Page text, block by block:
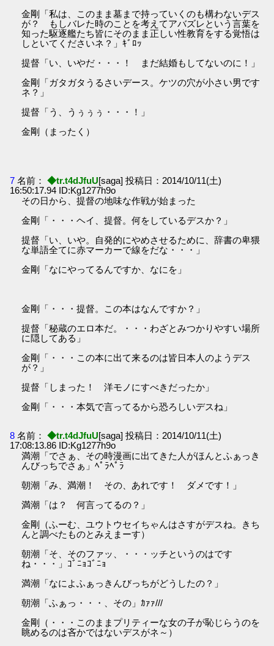
金剛「私は、このまま墓まで持っていくのも構わないデス
が？ もしバレた時のことを考えてアバズレという言葉を
知った駆逐艦たち皆にそのまま正しい性教育をする覚悟は
しといてくださいネ？」ｷﾞﾛｯ
提督「い、いやだ・・・！ まだ結婚もしてないのに！」
金剛「ガタガタうるさいデース。ケツの穴が小さい男です
ネ？」
提督「う、うぅぅぅ・・・！」
金剛（まったく）
7 名前： ◆tr.t4dJfuU[saga] 投稿日：2014/10/11(土)
16:50:17.94 ID:Kg1277h9o
その日から、提督の地味な作戦が始まった
金剛「・・・ヘイ、提督。何をしているデスか？」
提督「い、いや。自発的にやめさせるために、辞書の卑猥
な単語全てに赤マーカーで線をだな・・・」
金剛「なにやってるんですか、なにを」
金剛「・・・提督。この本はなんですか？」
提督「秘蔵のエロ本だ。・・・わざとみつかりやすい場所
に隠してある」
金剛「・・・この本に出て来るのは皆日本人のようデス
が？」
提督「しまった！ 洋モノにすべきだったか」
金剛「・・・本気で言ってるから恐ろしいデスね」
8 名前： ◆tr.t4dJfuU[saga] 投稿日：2014/10/11(土)
17:08:13.86 ID:Kg1277h9o
満潮「でさぁ、その時漫画に出てきた人がほんとふぁっき
んびっちでさぁ」ﾍﾟﾗﾍﾟﾗ
朝潮「み、満潮！ その、あれです！ ダメです！」
満潮「は？ 何言ってるの？」
金剛（ふーむ、ユウトウセイちゃんはさすがデスね。きち
んと調べたものとみえまーす）
朝潮「そ、そのファッ、・・・ッチというのはです
ね・・・」ｺﾞﾆｮｺﾞﾆｮ
満潮「なによふぁっきんびっちがどうしたの？」
朝潮「ふぁっ・・・、その」ｶｧｧ///
金剛（・・・このままプリティーな女の子が恥じらうのを
眺めるのは吝かではないデスがネ～）